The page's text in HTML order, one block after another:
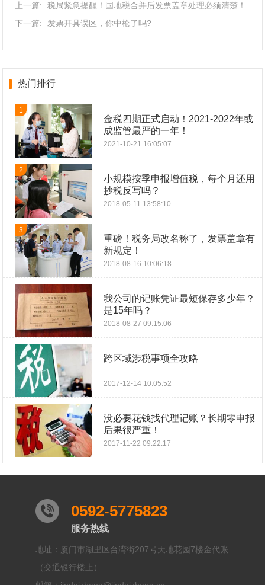
上一篇:
税局紧急提醒！国地税合并后发票盖章处理必须清楚！
下一篇:
发票开具误区，你中枪了吗?
热门排行
1
金税四期正式启动！2021-2022年或
成监管最严的一年！
2021-10-21 16:05:07
2
小规模按季申报增值税，每个月还用
抄税反写吗？
2018-05-11 13:58:10
3
重磅！税务局改名称了，发票盖章有
新规定！
2018-08-16 10:06:18
我公司的记账凭证最短保存多少年？
是15年吗？
2018-08-27 09:15:06
跨区域涉税事项全攻略
2017-12-14 10:05:52
没必要花钱找代理记账？长期零申报
后果很严重！
2017-11-22 09:22:17
0592-5775823
服务热线
地址：厦门市湖里区台湾街207号天地花园7楼金代账
（交通银行楼上）